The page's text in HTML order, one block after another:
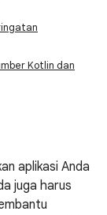
Kotlin dan
aplikasi Anda
juga harus